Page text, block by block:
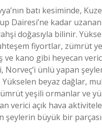
batı kesiminde,
Dairesi’ne kadar
doğasıyla bilinir.
fiyortlar, zümrüt
ve kano gibi heyecan
Norveç’i ünlü yapan
Yükselen beyaz dağlar,
yeşili ormanlar ve
verici açık hava
şeylerin büyük bir